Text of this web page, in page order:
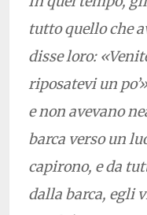
tutto quello che
disse loro:
riposatevi un
e non avevano
barca verso un
capirono, e da
dalla barca, egli